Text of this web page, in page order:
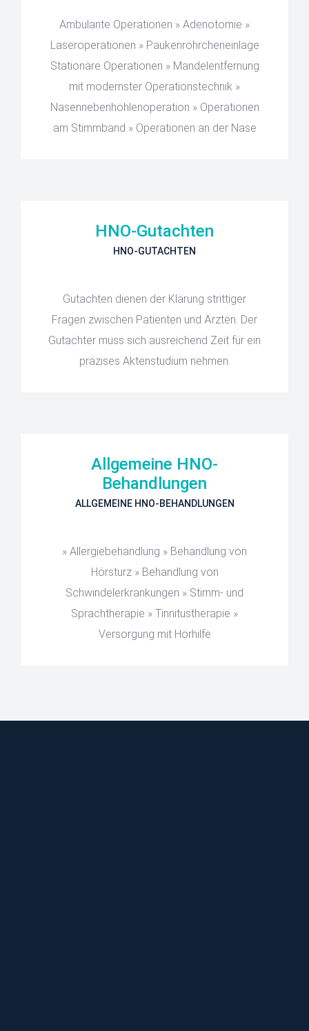
Ambulante Operationen » Adenotomie »
Laseroperationen » Paukenröhrcheneinlage
Stationäre Operationen » Mandelentfernung
mit modernster Operationstechnik »
Nasennebenhöhlenoperation » Operationen
am Stimmband » Operationen an der Nase
HNO-Gutachten
HNO-GUTACHTEN
Gutachten dienen der Klärung strittiger
Fragen zwischen Patienten und Ärzten. Der
Gutachter muss sich ausreichend Zeit für ein
präzises Aktenstudium nehmen.
Allgemeine HNO-
Behandlungen
ALLGEMEINE HNO-BEHANDLUNGEN
» Allergiebehandlung » Behandlung von
Hörsturz » Behandlung von
Schwindelerkrankungen » Stimm- und
Sprachtherapie » Tinnitustherapie »
Versorgung mit Hörhilfe